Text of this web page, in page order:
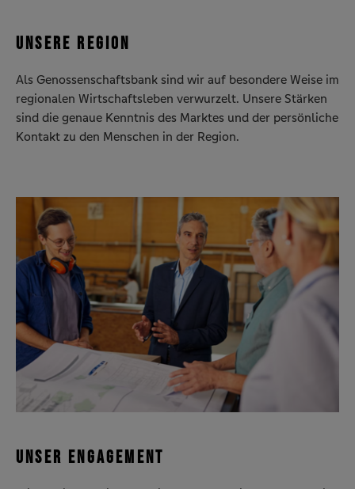
UNSERE REGION
Als Genossenschaftsbank sind wir auf besondere Weise im
regionalen Wirtschaftsleben verwurzelt. Unsere Stärken
sind die genaue Kenntnis des Marktes und der persönliche
Kontakt zu den Menschen in der Region.
UNSER ENGAGEMENT